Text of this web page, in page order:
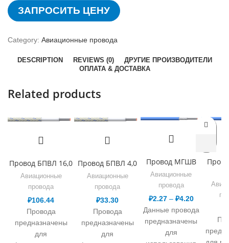
ЗАПРОСИТЬ ЦЕНУ
Category: Авиационные провода
DESCRIPTION REVIEWS (0)
ДРУГИЕ ПРОИЗВОДИТЕЛИ
ОПЛАТА & ДОСТАВКА
Related products
Провод БПВЛ 16,0
Авиационные
провода
₽106.44
Провода
предназначены
для
Провод БПВЛ 4,0
Авиационные
провода
₽33.30
Провода
предназначены
для
Провод МГШВ
Авиационные
провода
₽2.27– ₽4.20
Данные провода
предназначены
для